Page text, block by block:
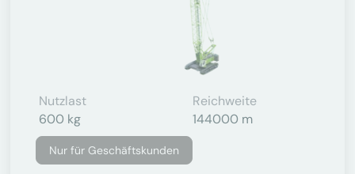
Nutzlast
600 kg
Reichweite
144000 m
Nur für Geschäftskunden